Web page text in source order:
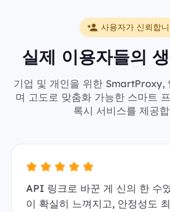
사용자가 신뢰합
실제 이용자들의
기업 및 개인을 위한 SmartProxy,
며 고도로 맞춤화 가능한 스마트
록시 서비스를 제공
API 링크로 바꾼 게 신의 한 수
이 확실히 느껴지고, 안정성도